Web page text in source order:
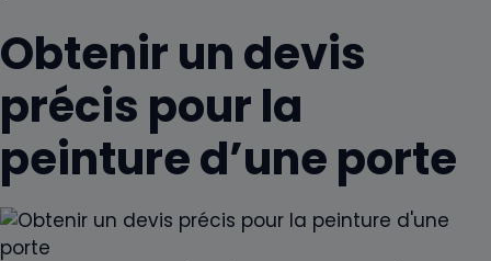
Obtenir un devis
précis pour la
peinture d’une porte